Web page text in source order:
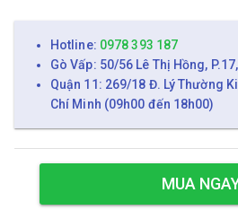
Hotline: 0978 393 187
Gò Vấp: 50/56 Lê Thị Hồng,
Quận 11: 269/18 Đ. Lý Thường
Chí Minh (09h00 đến 18h00)
MUA